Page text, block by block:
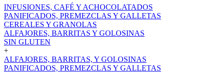
INFUSIONES, CAFÉ Y ACHOCOLATADOS
PANIFICADOS, PREMEZCLAS Y GALLETAS
CEREALES Y GRANOLAS
ALFAJORES, BARRITAS Y GOLOSINAS
SIN GLUTEN
+
ALFAJORES, BARRITAS, Y GOLOSINAS
PANIFICADOS, PREMEZCLAS Y GALLETAS